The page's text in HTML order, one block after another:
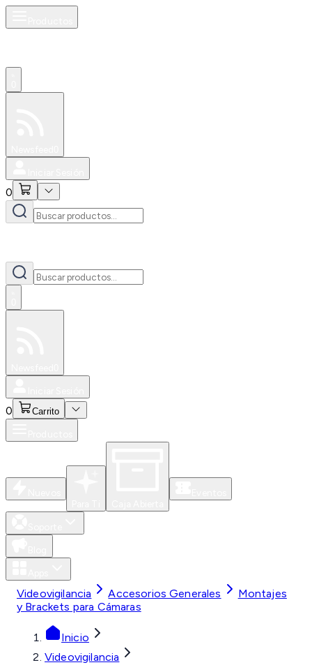
0
0 Carrito
Videovigilancia Accesorios Generales
Montajes
y Brackets para Cámaras
Inicio
Videovigilancia